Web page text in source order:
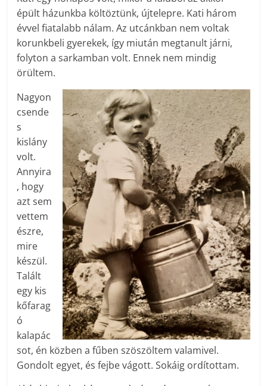
épült házunkba költöztünk, újtelepre. Kati három
évvel fiatalabb nálam. Az utcánkban nem voltak
korunkbeli gyerekek, így miután megtanult járni,
folyton a sarkamban volt. Ennek nem mindig
örültem.
Nagyon
csende
s
kislány
volt.
Annyira
, hogy
azt sem
vettem
észre,
mire
készül.
Talált
egy kis
kőfarag
ó
kalapác
sot, én közben a fűben szöszöltem valamivel.
Gondolt egyet, és fejbe vágott. Sokáig ordítottam.